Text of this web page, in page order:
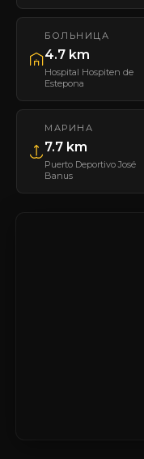
БОЛЬНИЦА
4.7 km
Hospital Hospiten de
Estepona
МАРИНА
7.7 km
Puerto Deportivo José
Banus